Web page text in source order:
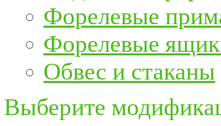
Форелевые
Форелевые
Обвес и стаканы
Выберите